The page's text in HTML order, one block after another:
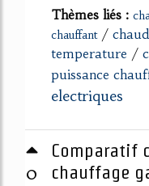
Thèmes liés :
chauffant/
temperature /
puissance
electriques
0
Comparatif
chauffage